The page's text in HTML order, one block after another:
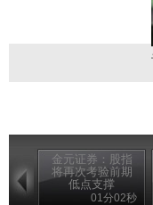
金元证券：股指
将再次考验前期
低点支撑
01分02秒